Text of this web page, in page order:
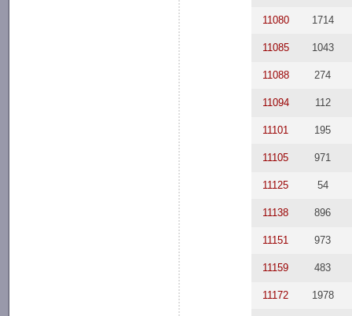
11080 1714
11085 1043
11088 274
11094 112
11101 195
11105 971
11125 54
11138 896
11151 973
11159 483
11172 1978